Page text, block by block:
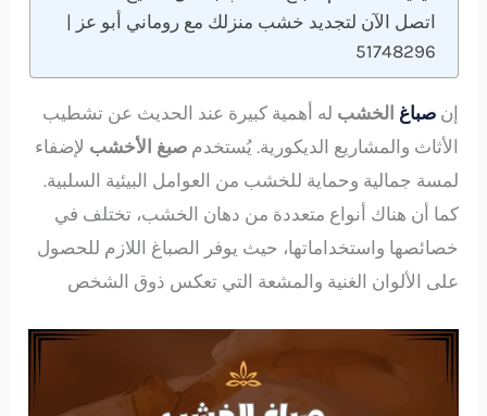
اتصل الآن لتجديد خشب منزلك مع روماني أبو عز |
51748296
إنصباغ الخشب له أهمية كبيرة عند الحديث عن تشطيب
الأثاث والمشاريع الديكورية. يُستخدمصبغ الأخشب لإضفاء
لمسة جمالية وحماية للخشب من العوامل البيئية السلبية.
كما أن هناك أنواع متعددة من دهان الخشب، تختلف في
خصائصها واستخداماتها، حيث يوفر الصباغ اللازم للحصول
على الألوان الغنية والمشعة التي تعكس ذوق الشخص